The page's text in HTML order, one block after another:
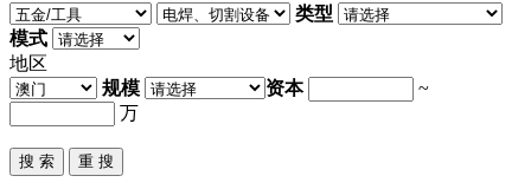
类型
模式
地区
规模
资本
~
万